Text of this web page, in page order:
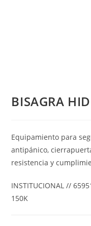
BISAGRA
Equipamiento para
antipánico,
resistencia y
INSTITUCIONAL //
150K